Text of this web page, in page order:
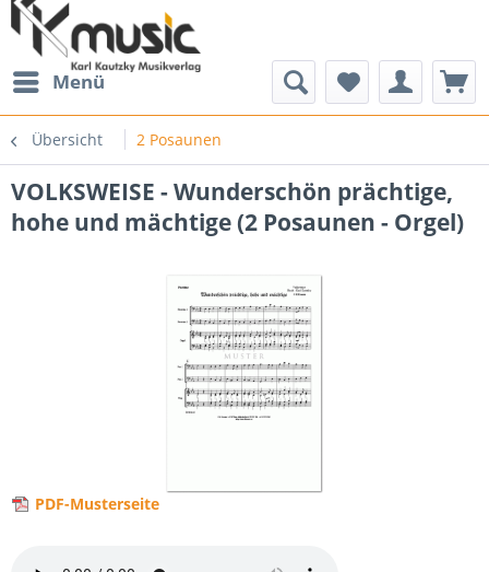
Menü
Übersicht 2 Posaunen
VOLKSWEISE - Wunderschön prächtige,
hohe und mächtige (2 Posaunen - Orgel)
PDF-Musterseite